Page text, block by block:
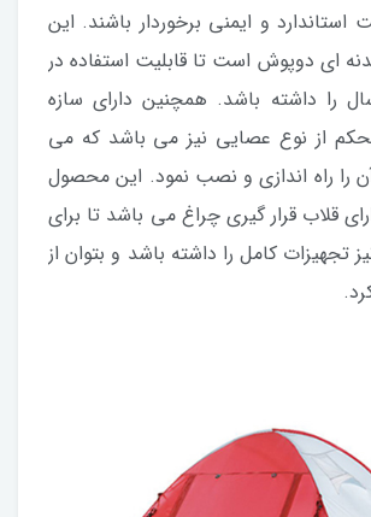
استاندارد و ایمنی برخوردار باشند. این
ای دوپوش است تا قابلیت استفاده در
را داشته باشد. همچنین دارای سازه
از نوع عصایی نیز می باشد که می
را راه اندازی و نصب نمود. این محصول
قلاب قرار گیری چراغ می باشد تا برای
تجهیزات کامل را داشته باشد و بتوان از